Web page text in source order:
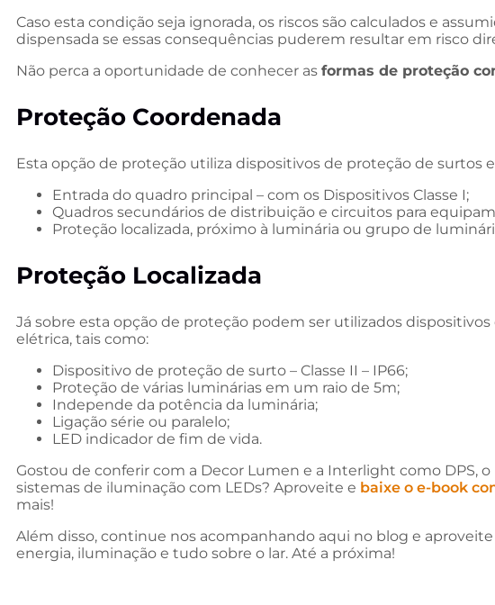
Caso esta condição seja ignorada, os riscos são calculados e
dispensada se essas consequências puderem resultar em risco
Não perca a oportunidade de conhecer as formas de proteção
Proteção Coordenada
Esta opção de proteção utiliza dispositivos de proteção de surtos
Entrada do quadro principal – com os Dispositivos Classe I;
Quadros secundários de distribuição e circuitos para
Proteção localizada, próximo à luminária ou grupo de
Proteção Localizada
Já sobre esta opção de proteção podem ser utilizados
elétrica, tais como:
Dispositivo de proteção de surto – Classe II – IP66;
Proteção de várias luminárias em um raio de 5m;
Independe da potência da luminária;
Ligação série ou paralelo;
LED indicador de fim de vida.
Gostou de conferir com a Decor Lumen e a Interlight como DPS,
sistemas de iluminação com LEDs? Aproveite e baixe o e-book
mais!
Além disso, continue nos acompanhando aqui no blog e
energia, iluminação e tudo sobre o lar. Até a próxima!